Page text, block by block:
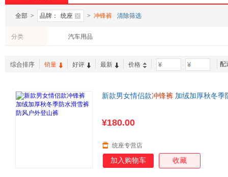
全部 > 品牌： 统座 > 冲锋裤 清除筛选
分类 汽车用品
综合排序 销量 好评 最新 价格 - 配
新款男女情侣款冲锋裤 加绒加厚秋冬季
¥180.00
统座专营店
加入购物车 收藏
加